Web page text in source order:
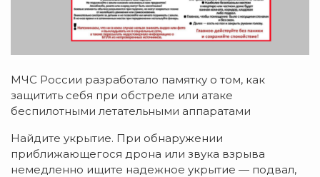
МЧС России разработало памятку о том, как
защитить себя при обстреле или атаке
беспилотными летательными аппаратами
Найдите укрытие. При обнаружении
приближающегося дрона или звука взрыва
немедленно ищите надежное укрытие — подвал,